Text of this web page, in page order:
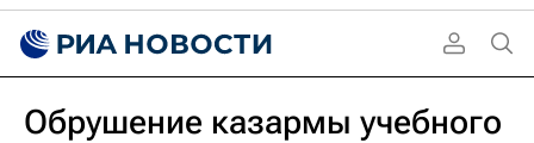
Обрушение казармы учебного